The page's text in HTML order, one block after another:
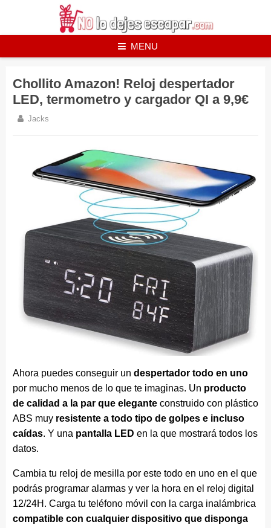
MENU
Chollito Amazon! Reloj despertador
LED, termometro y cargador QI a 9,9€
Jacks
Ahora puedes conseguir un despertador todo en uno
por mucho menos de lo que te imaginas. Un producto
de calidad a la par que eleganteconstruido con plástico
ABS muy resistente a todo tipo de golpes e incluso
caídas. Y una pantalla LED en la que mostrará todos los
datos.
Cambia tu reloj de mesilla por este todo en uno en el que
podrás programar alarmas y ver la hora en el reloj digital
12/24H. Carga tu teléfono móvil con la carga inalámbrica
compatible con cualquier dispositivo que disponga